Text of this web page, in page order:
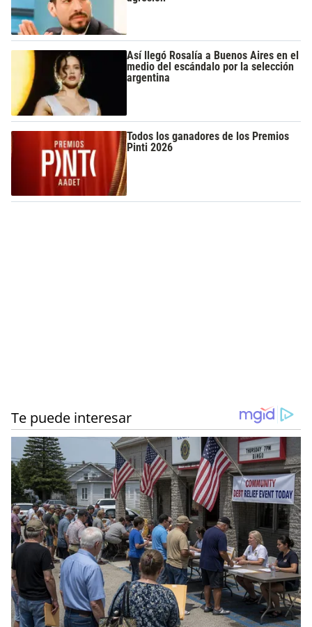
Así llegó Rosalía a Buenos Aires en el
medio del escándalo por la selección
argentina
Todos los ganadores de los Premios
Pinti 2026